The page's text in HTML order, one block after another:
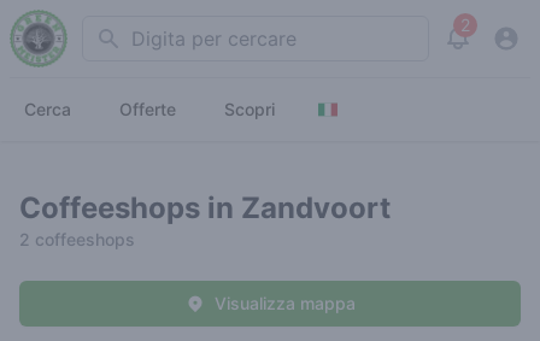
Search 2
View
Cerca Offerte Scopri
Coffeeshops in Zandvoort
2 coffeeshops
Visualizza mappa